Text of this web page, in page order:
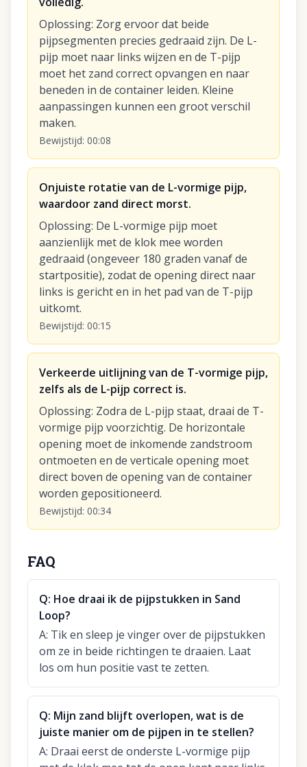
Oplossing: Zorg ervoor dat beide
pijpsegmenten precies gedraaid zijn. De L-
pijp moet naar links wijzen en de T-pijp
moet het zand correct opvangen en naar
beneden in de container leiden. Kleine
aanpassingen kunnen een groot verschil
maken.
Bewijstijd: 00:08
Onjuiste rotatie van de L-vormige pijp,
waardoor zand direct morst.
Oplossing: De L-vormige pijp moet
aanzienlijk met de klok mee worden
gedraaid (ongeveer 180 graden vanaf de
startpositie), zodat de opening direct naar
links is gericht en in het pad van de T-pijp
uitkomt.
Bewijstijd: 00:15
Verkeerde uitlijning van de T-vormige pijp,
zelfs als de L-pijp correct is.
Oplossing: Zodra de L-pijp staat, draai de T-
vormige pijp voorzichtig. De horizontale
opening moet de inkomende zandstroom
ontmoeten en de verticale opening moet
direct boven de opening van de container
worden gepositioneerd.
Bewijstijd: 00:34
FAQ
Q: Hoe draai ik de pijpstukken in Sand
Loop?
A: Tik en sleep je vinger over de pijpstukken
om ze in beide richtingen te draaien. Laat
los om hun positie vast te zetten.
Q: Mijn zand blijft overlopen, wat is de
juiste manier om de pijpen in te stellen?
A: Draai eerst de onderste L-vormige pijp